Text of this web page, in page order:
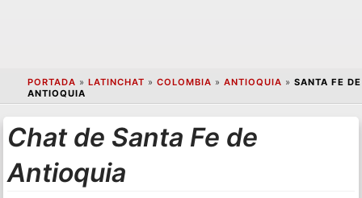
PORTADA » LATINCHAT » COLOMBIA » ANTIOQUIA » SANTA FE DE
ANTIOQUIA
Chat de Santa Fe de
Antioquia